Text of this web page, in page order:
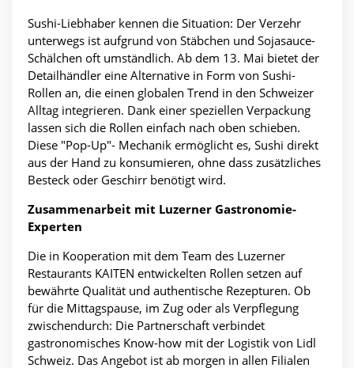
Sushi-Liebhaber kennen die Situation: Der Verzehr
unterwegs ist aufgrund von Stäbchen und Sojasauce-
Schälchen oft umständlich. Ab dem 13. Mai bietet der
Detailhändler eine Alternative in Form von Sushi-
Rollen an, die einen globalen Trend in den Schweizer
Alltag integrieren. Dank einer speziellen Verpackung
lassen sich die Rollen einfach nach oben schieben.
Diese "Pop-Up"- Mechanik ermöglicht es, Sushi direkt
aus der Hand zu konsumieren, ohne dass zusätzliches
Besteck oder Geschirr benötigt wird.
Zusammenarbeit mit Luzerner Gastronomie-
Experten
Die in Kooperation mit dem Team des Luzerner
Restaurants KAITEN entwickelten Rollen setzen auf
bewährte Qualität und authentische Rezepturen. Ob
für die Mittagspause, im Zug oder als Verpflegung
zwischendurch: Die Partnerschaft verbindet
gastronomisches Know-how mit der Logistik von Lidl
Schweiz. Das Angebot ist ab morgen in allen Filialen